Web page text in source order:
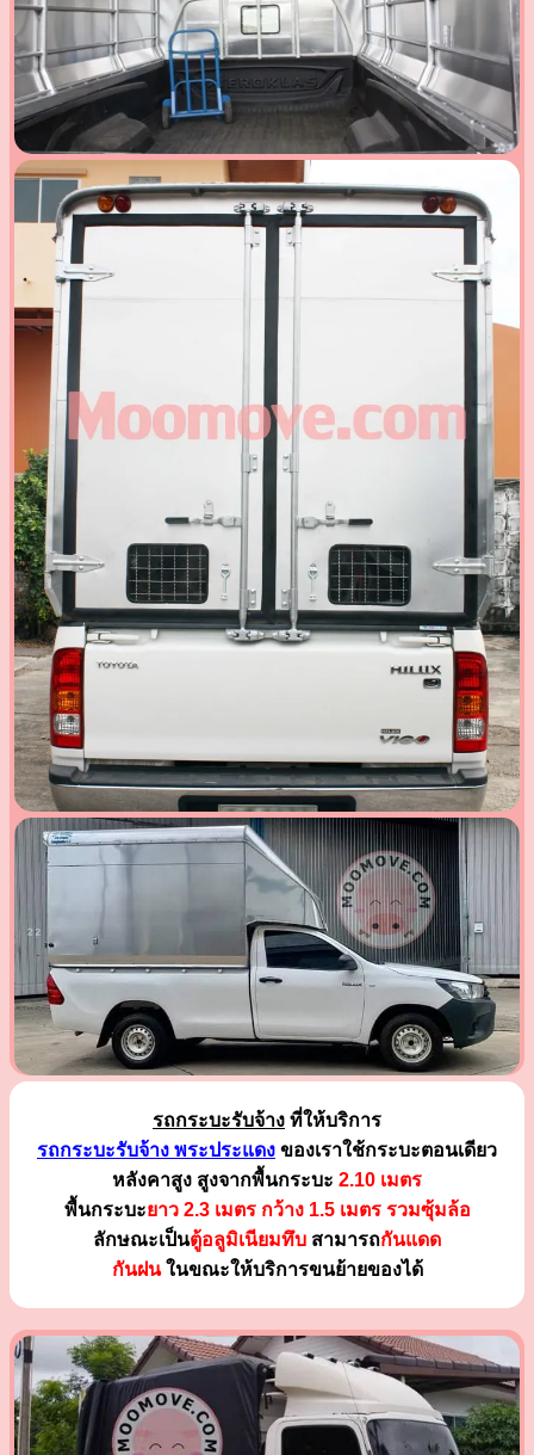
รถกระบะรับจ้าง ที่ให้บริการ
รถกระบะรับจ้าง พระประแดง ของเราใช้กระบะตอนเดียว
หลังคาสูง สูงจากพื้นกระบะ 2.10 เมตร
พื้นกระบะยาว 2.3 เมตร กว้าง 1.5 เมตร รวมซุ้มล้อ
ลักษณะเป็นตู้อลูมิเนียมทึบ สามารถกันแดด
กันฝนในขณะให้บริการขนย้ายของได้